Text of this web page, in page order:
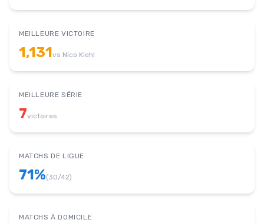
MEILLEURE VICTOIRE
1,131vs Nico Kiehl
MEILLEURE SÉRIE
7victoires
MATCHS DE LIGUE
71%(30/42)
MATCHS À DOMICILE